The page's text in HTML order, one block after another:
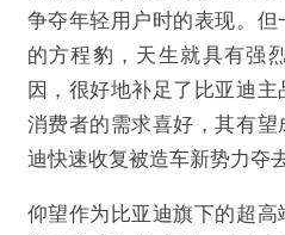
争夺年轻用户时的表现。
的方程豹，天生就具有强
因，很好地补足了比亚迪
消费者的需求喜好，其有
迪快速收复被造车新势力夺
仰望作为比亚迪旗下的超